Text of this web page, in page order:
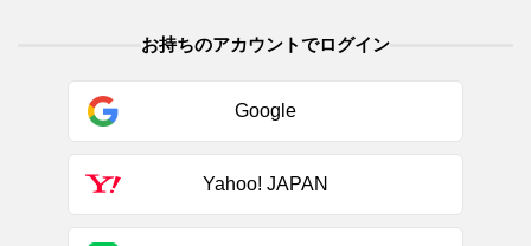
お持ちのアカウントでログイン
Google
Yahoo! JAPAN